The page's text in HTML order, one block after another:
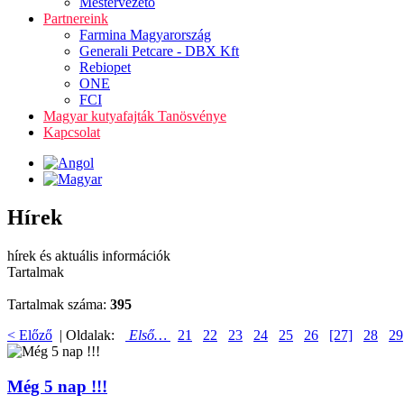
Partnereink
Farmina Magyarország
Generali Petcare - DBX Kft
Rebiopet
ONE
FCI
Magyar kutyafajták Tanösvénye
Kapcsolat
Hírek
hírek és aktuális információk
Tartalmak
Tartalmak száma: 395
< Előző | Oldalak: Első… 21 22 23 24 25 26 [27] 28 29
Még 5 nap !!!